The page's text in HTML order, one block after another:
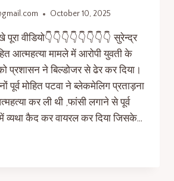
October 10, 2025
पूरा वीडियो👇👇👇👇👇👇👇👇 सुरेन्द्र
आत्महत्या मामले में आरोपी युवती के
प्रशासन ने बिल्डोजर से ढेर कर दिया।
पूर्व मोहित पटवा ने ब्लेकमेलिग प्रताड़ना
कर ली थी ,फांसी लगाने से पूर्व
में व्यथा कैद कर वायरल कर दिया जिसके…